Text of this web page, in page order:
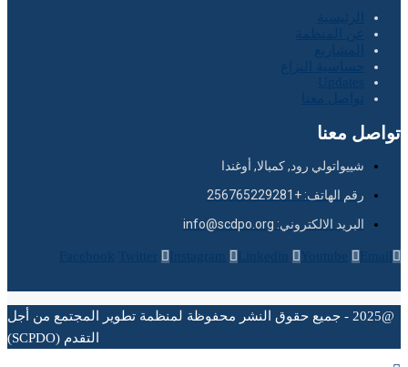
تواصل معنا
شييواتولي رود, كمبالا, أوغندا
رقم الهاتف: +256765229281
البريد الالكتروني: info@scdpo.org
@2025 - جميع حقوق النشر محفوظة لمنظمة تطوير المجتمع من أجل
التقدم (SCPDO)